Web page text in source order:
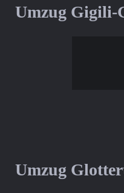
Umzug Gigili-
Umzug